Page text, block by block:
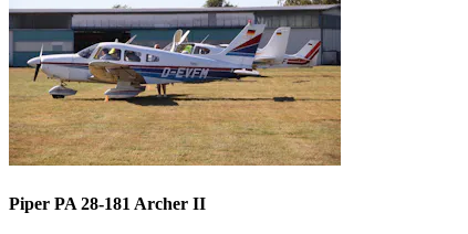
Piper PA 28-181 Archer II